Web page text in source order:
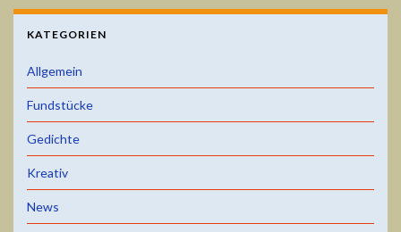
KATEGORIEN
Allgemein
Fundstücke
Gedichte
Kreativ
News